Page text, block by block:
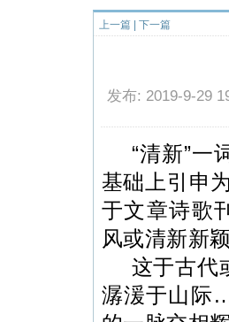
上一篇 | 下一篇
发布: 2019-9-29
“清新”一
基础上引申
于文章诗歌
风或清新新
这于古代
潺湲于山际